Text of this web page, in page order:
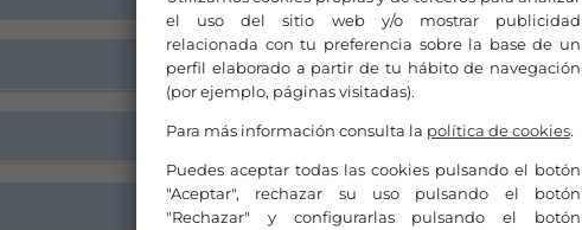
el uso del sitio web y/o mostrar publicidad
relacionada con tu preferencia sobre la base de un
perfil elaborado a partir de tu hábito de navegación
(por ejemplo, páginas visitadas).
Para más información consulta la política de cookies.
Puedes aceptar todas las cookies pulsando el botón
"Aceptar", rechazar su uso pulsando el botón
"Rechazar" y configurarlas pulsando el botón